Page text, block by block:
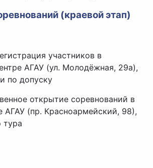
(краевой этап)
участников в
АГАУ (ул. Молодёжная, 29а),
по допуску
открытие соревнований в
АГАУ (пр. Красноармейский, 98),
тура